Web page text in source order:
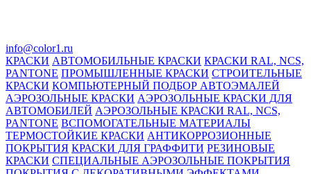
info@color1.ru
КРАСКИ АВТОМОБИЛЬНЫЕ КРАСКИ КРАСКИ RAL, NCS,
PANTONE ПРОМЫШЛЕННЫЕ КРАСКИ СТРОИТЕЛЬНЫЕ
КРАСКИ КОМПЬЮТЕРНЫЙ ПОДБОР АВТОЭМАЛЕЙ
АЭРОЗОЛЬНЫЕ КРАСКИ АЭРОЗОЛЬНЫЕ КРАСКИ ДЛЯ
АВТОМОБИЛЕЙ АЭРОЗОЛЬНЫЕ КРАСКИ RAL, NCS,
PANTONE ВСПОМОГАТЕЛЬНЫЕ МАТЕРИАЛЫ
ТЕРМОСТОЙКИЕ КРАСКИ АНТИКОРРОЗИОННЫЕ
ПОКРЫТИЯ КРАСКИ ДЛЯ ГРАФФИТИ РЕЗИНОВЫЕ
КРАСКИ СПЕЦИАЛЬНЫЕ АЭРОЗОЛЬНЫЕ ПОКРЫТИЯ